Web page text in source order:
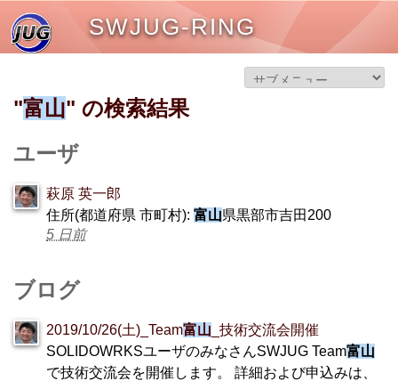
SWJUG-RING
"富山" の検索結果
ユーザ
萩原 英一郎
住所(都道府県 市町村): 富山県黒部市吉田200
5 日前
ブログ
2019/10/26(土)_Team富山 _技術交流会開催
SOLIDOWRKSユーザのみなさんSWJUG Team富山
で技術交流会を開催します。 詳細および申込みは、